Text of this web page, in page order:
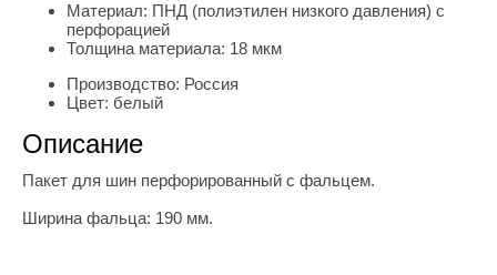
Материал: ПНД (полиэтилен низкого давления) с
перфорацией
Толщина материала: 18 мкм
Производство: Россия
Цвет: белый
Описание
Пакет для шин перфорированный с фальцем.
Ширина фальца: 190 мм.